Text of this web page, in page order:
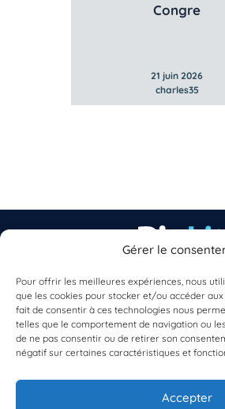
Gérer le
Pour offrir les meilleures expériences, nous
que les cookies pour stocker et/ou accéder
fait de consentir à ces technologies nous
telles que le comportement de navigation ou
de ne pas consentir ou de retirer son
négatif sur certaines caractéristiques et
Accepter
Congre
21 juin 2026
charles35
S'INSCRIRE À LA